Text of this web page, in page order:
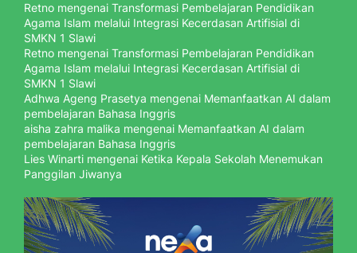
Retno mengenai Transformasi Pembelajaran Pendidikan
Agama Islam melalui Integrasi Kecerdasan Artifisial di
SMKN 1 Slawi
Retno mengenai Transformasi Pembelajaran Pendidikan
Agama Islam melalui Integrasi Kecerdasan Artifisial di
SMKN 1 Slawi
Adhwa Ageng Prasetya mengenai Memanfaatkan AI dalam
pembelajaran Bahasa Inggris
aisha zahra malika mengenai Memanfaatkan AI dalam
pembelajaran Bahasa Inggris
Lies Winarti mengenai Ketika Kepala Sekolah Menemukan
Panggilan Jiwanya